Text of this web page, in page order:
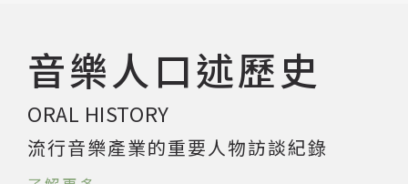
音樂人口述歷史
ORAL HISTORY
流行音樂產業的重要人物訪談紀錄